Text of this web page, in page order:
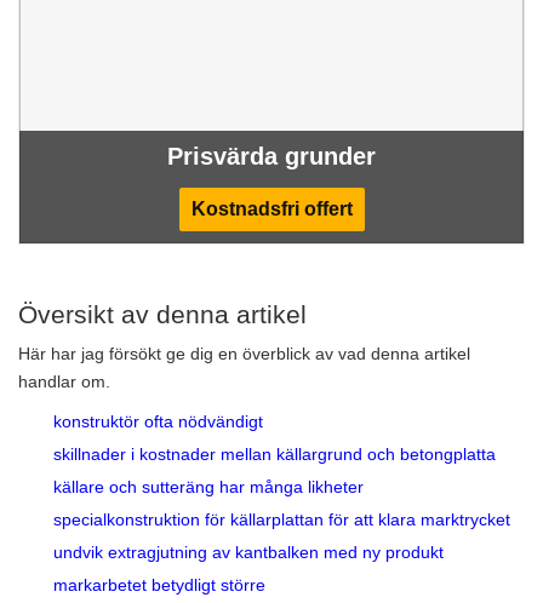
Prisvärda grunder
Kostnadsfri offert
Översikt av denna artikel
Här har jag försökt ge dig en överblick av vad denna artikel
handlar om.
konstruktör ofta nödvändigt
skillnader i kostnader mellan källargrund och betongplatta
källare och sutteräng har många likheter
specialkonstruktion för källarplattan för att klara marktrycket
undvik extragjutning av kantbalken med ny produkt
markarbetet betydligt större